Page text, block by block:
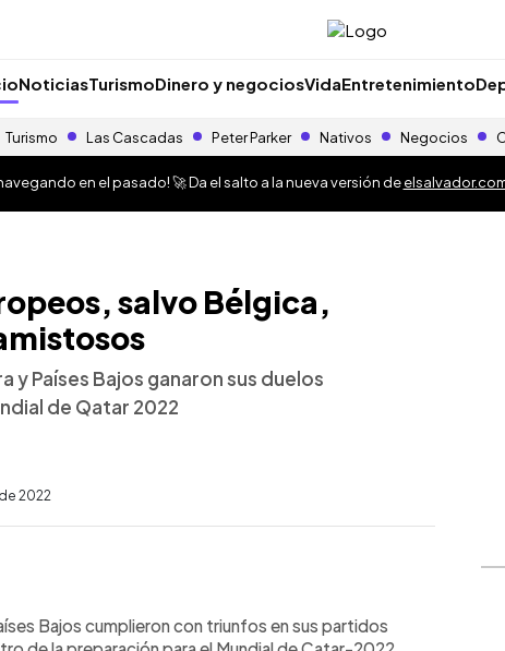
NoticiasTurismoDinero y negociosVidaEntretenimiento
Turismo Las Cascadas Peter Parker Nativos Negocios
en el pasado! 🚀 Da el salto a la nueva versión de
salvo Bélgica,
y Países Bajos ganaron sus duelos
de Qatar 2022
2022
Bajos cumplieron con triunfos en sus partidos